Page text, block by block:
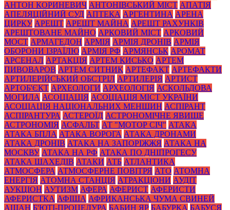
АНТОН КОРИНЕВИЧ АНТОНІВСЬКИЙ МІСТ АПАТІЯ
АПЕЛЯЦІЙНИЙ СУД АПТЕКА АРГЕНТИНА АРЕНА
ЦИРКУ АРЕШТ АРЕШТ МАЙНА АРЕШТ РАХУНКІВ
АРЕШТОВАНЕ МАЙНО АРКОВИЙ МІСТ АРКОВИЙ
МОСТ АРМАГЕДОН АРМІЯ АРМІЯ ДРОНІВ АРМІЯ
ОБОРОНИ ІЗРАЇЛЮ АРМІЯ РФ АРМЯНСЬК АРОМАТ
АРСЕНАЛ АРТАКЦІЯ АРТЕМ КИСЬКО АРТЕМ
ПИВОВАРОВ АРТЕМ СИТНИК АРТЕФАКТ АРТЕФАКТИ
АРТИЛЕРІЙСЬКИЙ ОБСТРІЛ АРТИЛЕРІЯ АРТИСТ
АРТОБ'ЄКТ АРХЕОЛОГИ АРХЕОЛОГІЯ АСКОЛЬДОВА
МОГИЛА АСОЦІАЦІЯ АСОЦІАЦІЯ МІСТ УКРАЇНИ
АСОЦІАЦІЯ НАЦІОНАЛЬНИХ МЕНШИН АСПІРАНТ
АСПІРАНТУРА АСТЕРОЇД АСТРОНОМІЧНЕ ЯВИЩЕ
АСТРОНОМІЯ АСФАЛЬТ АТ "МОТОР СІЧ" АТАКА
АТАКА БПЛА АТАКА ВОРОГА АТАКА ДРОНАМИ
АТАКА ДРОНІВ АТАКА НА ЗАПОРІЖЖЯ АТАКА НА
МОСКВУ АТАКА НА РФ АТАКА ПО ДНІПРОГЕСУ
АТАКА ШАХЕДІВ АТАКИ АТБ АТЛАНТИКА
АТМОСФЕРА АТМОСФЕРНЕ ПОВІТРЯ АТО АТОМНА
ЕНЕРГІЯ АТОМНА СТАНЦІЯ АТРАКЦІОНИ АУДІТ
АУКЦІОН АУТИЗМ АФЕРА АФЕРИСТ АФЕРИСТИ
АФЕРИСТКА АФІША АФРИКАНСЬКА ЧУМА СВИНЕЙ
АШАН Б'ЮТІ-ПРОЦЕДУРА БАБИН ЯР БАБУРКА БАБУСЯ